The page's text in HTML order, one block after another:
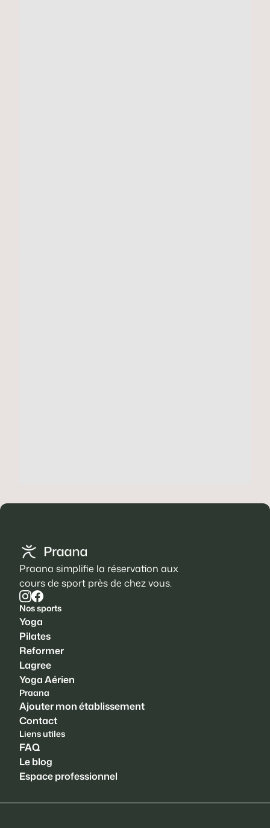
Praana simplifie la réservation aux
cours de sport près de chez vous.
Nos sports
Yoga
Pilates
Reformer
Lagree
Yoga Aérien
Praana
Ajouter mon établissement
Contact
Liens utiles
FAQ
Le blog
Espace professionnel